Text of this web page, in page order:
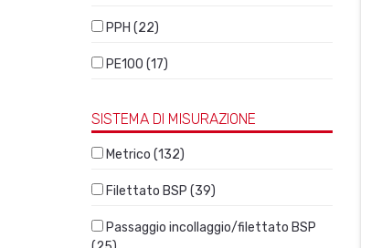
PPH (22)
PE100 (17)
SISTEMA DI MISURAZIONE
Metrico (132)
Filettato BSP (39)
Passaggio incollaggio/filettato BSP